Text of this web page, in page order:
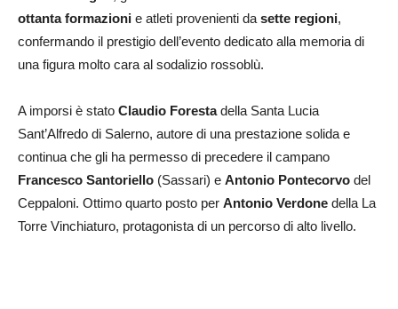
ottanta formazioni e atleti provenienti da sette regioni,
confermando il prestigio dell’evento dedicato alla memoria di
una figura molto cara al sodalizio rossoblù.
A imporsi è stato Claudio Forestadella Santa Lucia
Sant’Alfredo di Salerno, autore di una prestazione solida e
continua che gli ha permesso di precedere il campano
Francesco Santoriello (Sassari) e Antonio Pontecorvo del
Ceppaloni. Ottimo quarto posto per Antonio Verdone della La
Torre Vinchiaturo, protagonista di un percorso di alto livello.